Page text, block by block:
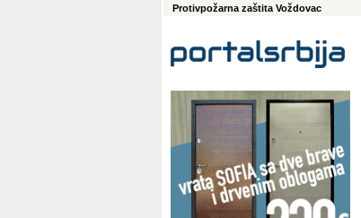
Protivpožarna zaštita Voždovac